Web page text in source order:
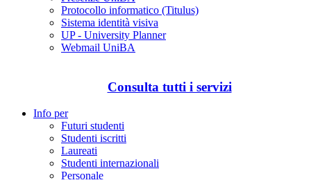
Protocollo informatico (Titulus)
Sistema identità visiva
UP - University Planner
Webmail UniBA
Consulta tutti i servizi
Info per
Futuri studenti
Studenti iscritti
Laureati
Studenti internazionali
Personale